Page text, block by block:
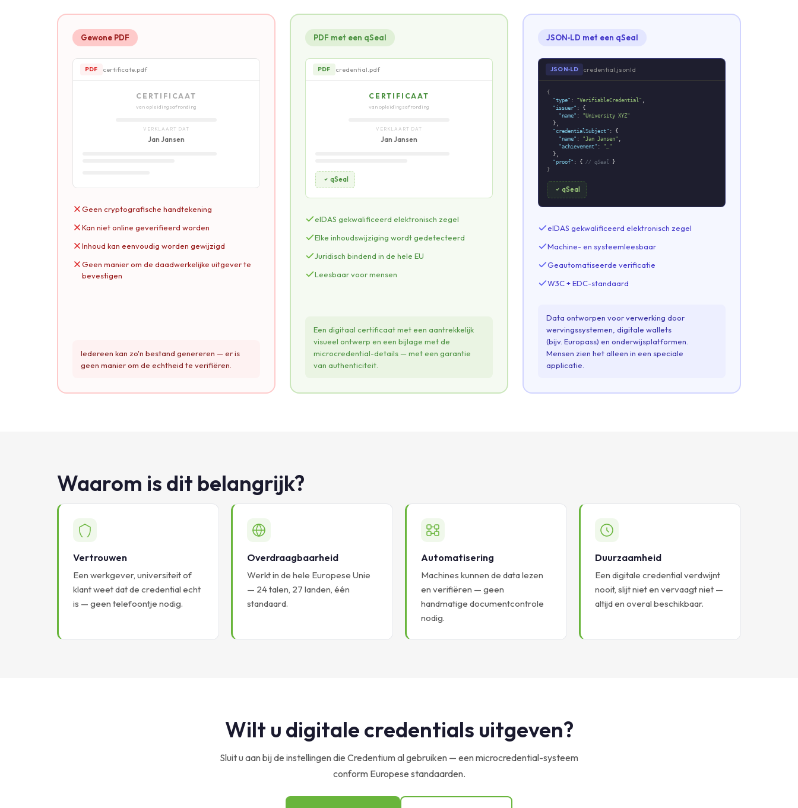
Gewone PDF
PDF certificate.pdf
CERTIFICAAT
van opleidingsafronding
VERKLAART DAT
Jan Jansen
Geen cryptografische handtekening
Kan niet online geverifieerd worden
Inhoud kan eenvoudig worden gewijzigd
Geen manier om de daadwerkelijke uitgever te
bevestigen
Iedereen kan zo'n bestand genereren — er is
geen manier om de echtheid te verifiëren.
PDF met een qSeal
CERTIFICAAT
van opleidingsafronding
VERKLAART DAT
Jan Jansen
SUPPLEMENT
eIDAS gekwalificeerd elektronisch zegel
Elke inhoudswijziging wordt gedetecteerd
Juridisch bindend in de hele EU
Leesbaar voor mensen
Een digitaal certificaat met een aantrekkelijk
visueel ontwerp en een bijlage met de
microcredential-details — met een garantie
van authenticiteit.
JSON‑LD met een qSeal
JSON‑LD credential.jsonld
{
"type" : "VerifiableCredential" ,
"issuer" : {
"name" : "University XYZ"
},
"credentialSubject" : {
"name" : "Jan Jansen" ,
"achievement" : "…"
},
"proof" : { // qSeal }
}
qSeal
eIDAS gekwalificeerd elektronisch zegel
Machine- en systeemleesbaar
Geautomatiseerde verificatie
W3C + EDC-standaard
Data ontworpen voor verwerking door
wervingssystemen, digitale wallets
(bijv. Europass) en onderwijsplatformen.
Mensen zien het alleen in een speciale
applicatie.
Waarom is dit belangrijk?
Vertrouwen
Een werkgever, universiteit of
klant weet dat de credential echt
is — geen telefoontje nodig.
Overdraagbaarheid
Werkt in de hele Europese Unie
— 24 talen, 27 landen, één
standaard.
Automatisering
Machines kunnen de data lezen
en verifiëren — geen
handmatige documentcontrole
nodig.
Duurzaamheid
Een digitale credential verdwijnt
nooit, slijt niet en vervaagt niet —
altijd en overal beschikbaar.
Wilt u digitale credentials uitgeven?
Sluit u aan bij de instellingen die Credentium al gebruiken — een microcredential-systeem
conform Europese standaarden.